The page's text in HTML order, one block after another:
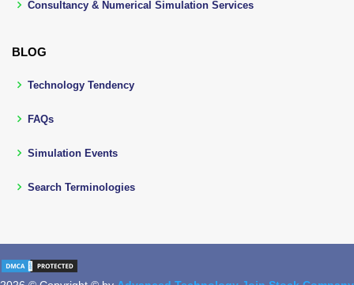
Consultancy & Numerical Simulation Services
BLOG
Technology Tendency
FAQs
Simulation Events
Search Terminologies